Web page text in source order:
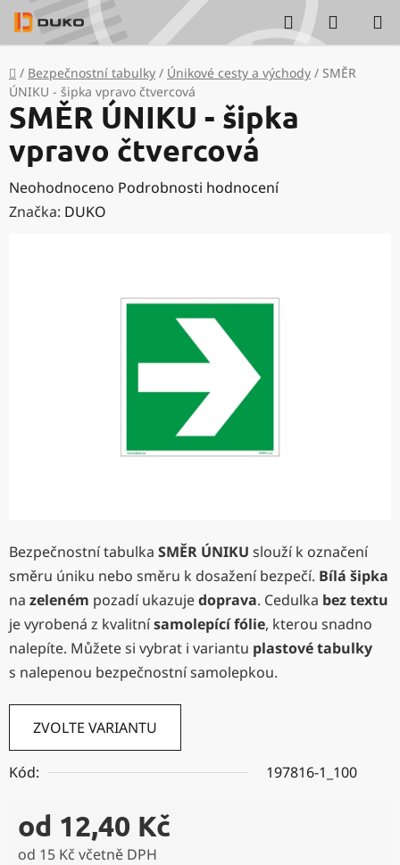
Přejít
na
obsah
Hledat
KOŠÍK
Domů
/ Bezpečnostní tabulky / Únikové cesty a východy / SMĚR
ÚNIKU - šipka vpravo čtvercová
Bezpečnostní tabulka SMĚR ÚNIKU slouží k označení
směru úniku nebo směru k dosažení bezpečí. Bílá šipka
na zeleném pozadí ukazujedoprava. Cedulka bez textu
je vyrobená z kvalitnísamolepící fólie, kterou snadno
nalepíte. Můžete si vybrat i variantu plastové tabulky
s nalepenou bezpečnostní samolepkou.
ZVOLTE VARIANTU
Kód: 197816-1_100
od 12,40 Kč
od 15 Kč včetně DPH
SMĚR ÚNIKU - šipka
vpravo čtvercová
Průměrné
hodnocení
Neohodnoceno Podrobnosti hodnocení
Značka: DUKO